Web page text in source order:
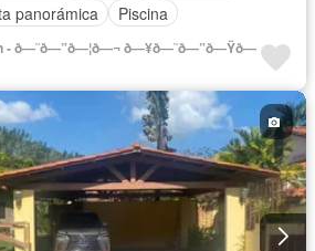
panorámica
Piscina
- ð—˜ð—”ð—¦ð—¬ ð—¥ð—˜ð—”ð—Ÿð—